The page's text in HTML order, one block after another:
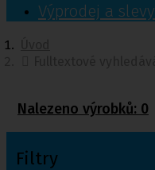
Výprodej a slevy
Nalezeno výrobků: 0
Filtry